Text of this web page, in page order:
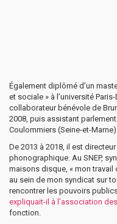
Également diplômé d’un
et sociale » à l’université
collaborateur bénévole de
2008, puis assistant
Coulommiers (Seine-et-Marne)
De 2013 à 2018, il est
phonographique. Au SNEP,
maisons disque, « mon
au sein de mon syndicat sur
rencontrer les pouvoirs
expliquait-il à l’association
fonction.